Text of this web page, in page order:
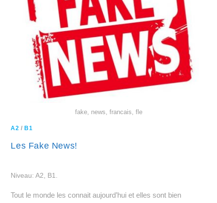
fake, news, francais, fle
A2 /B1
Les Fake News!
Niveau: A2, B1.
Tout le monde les connait aujourd’hui et elles sont bien